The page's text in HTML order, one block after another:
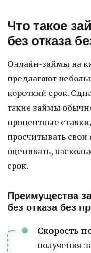
Что такое
без отказа
Онлайн-займы на
предлагают
короткий срок.
такие займы
процентные
просчитывать
оценивать,
срок.
Преимущества
без отказа без
Скорость
получения